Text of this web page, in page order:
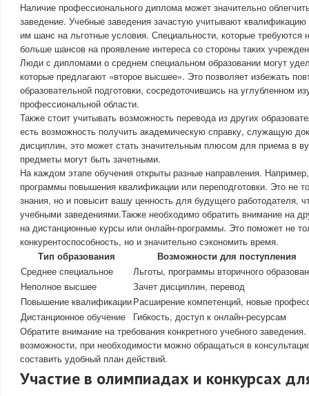
Наличие профессионального диплома может значительно
заведение. Учебные заведения зачастую учитывают квалификацию
им шанс на льготные условия. Специальности, которые требуются
больше шансов на проявление интереса со стороны таких
Люди с дипломами о среднем специальном образовании могут
которые предлагают «второе высшее». Это позволяет избежать
образовательной подготовки, сосредоточившись на углубленном
профессиональной области.
Также стоит учитывать возможность перевода из других
есть возможность получить академическую справку, служащую
дисциплин, это может стать значительным плюсом для приема в
предметы могут быть зачетными.
На каждом этапе обучения открыты разные направления.
программы повышения квалификации или переподготовки. Это не
знания, но и повысит вашу ценность для будущего работодателя,
учебными заведениями.Также необходимо обратить внимание на
на дистанционные курсы или онлайн-программы. Это поможет не
конкурентоспособность, но и значительно сэкономить время.
Тип образования
Возможности для поступления
Среднее специальное
Льготы, программы вторичного
Неполное высшее
Зачет дисциплин, перевод
Повышение квалификацииРасширение компетенций, новые
Дистанционное обучение
Гибкость, доступ к онлайн-ресурсам
Обратите внимание на требования конкретного учебного
возможности, при необходимости можно обращаться в
составить удобный план действий.
Участие в олимпиадах и конкурсах